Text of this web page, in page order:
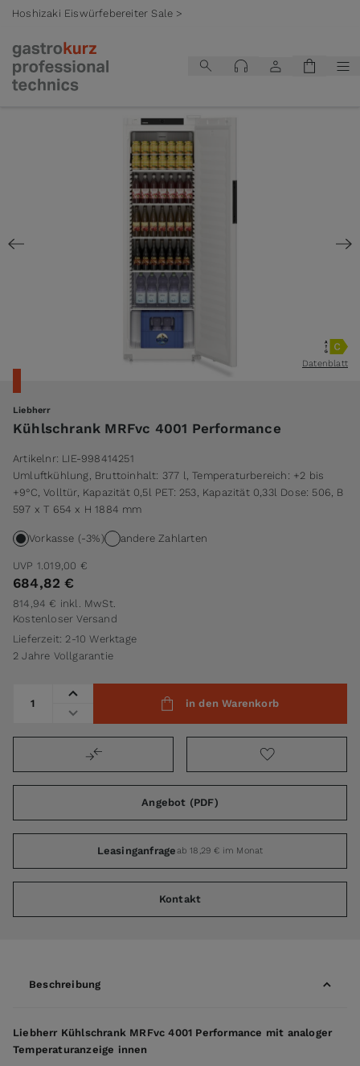
Hoshizaki Eiswürfebereiter Sale >
Datenblatt
Liebherr
Kühlschrank MRFvc 4001 Performance
Artikelnr: LIE-998414251
Umluftkühlung, Bruttoinhalt: 377 l, Temperaturbereich: +2 bis
+9°C, Volltür, Kapazität 0,5l PET: 253, Kapazität 0,33l Dose: 506, B
597 x T 654 x H 1884 mm
Vorkasse (-3%) andere Zahlarten
UVP 1.019,00 €
684,82 €
814,94 € inkl. MwSt.
Kostenloser Versand
Lieferzeit: 2-10 Werktage
2 Jahre Vollgarantie
in den Warenkorb
Angebot (PDF)
Leasinganfrageab 18,29 € im Monat
Kontakt
Beschreibung
Liebherr Kühlschrank MRFvc 4001 Performance mit analoger
Temperaturanzeige innen